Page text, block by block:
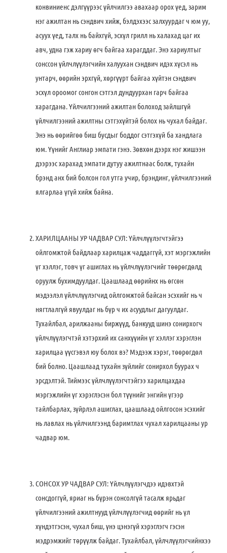
конвиниенс дэлгүүрээс үйлчилгээ авахаар орох үед, зарим
нэг ажилтан нь сэндвич хийж, бэлдэхээс залхуурдаг ч юм уу,
асуух үед, талх нь байхгүй, эсхүл грилл нь халахад цаг их
авч, удна гэж хариу өгч байгаа харагддаг. Энэ хариултыг
сонссон үйлчлүүлэгчийн халуухан сэндвич идэх хүсэл нь
унтарч, өөрийн эрхгүй, хөргүүрт байгаа хүйтэн сэндвич
эсхүл ороомог сонгон сэтгэл дундуурхан гарч байгаа
харагдана. Үйлчилгээний ажилтан болоход зайлшгүй
үйлчилгээний ажилтны сэтгэхүйтэй болох нь чухал байдаг.
Энэ нь өөрийгөө биш бусдыг боддог сэтгэхүй ба хандлага
юм. Үүнийг Англиар эмпати гэнэ. Зөвхөн дээрх нэг жишээн
дээрээс харахад эмпати дутуу ажилтнаас болж, тухайн
брэнд анх бий болсон гол утга учир, брэндинг, үйлчилгээний
ялгарлаа үгүй хийж байна.
ХАРИЛЦААНЫ УР ЧАДВАР СУЛ: Үйлчлүүлэгчтэйгээ
ойлгомжтой байдлаар харилцаж чаддаггүй, хэт мэргэжлийн
үг хэллэг, товч үг ашиглах нь үйлчлүүлэгчийг төөрөгдөлд
оруулж бухимдуулдаг. Цаашлаад өөрийнх нь өгсөн
мэдээлэл үйлчлүүлэгчид ойлгомжтой байсан эсэхийг нь ч
нягтлалгүй явуулдаг нь бүр ч их асуудлыг дагуулдаг.
Тухайлбал, арилжааны биржүүд, банкууд шинэ сонирхогч
үйлчлүүлэгчтэй хэтэрхий их санхүүийн үг хэллэг хэрэглэн
харилцаа үүсгэвэл юу болох вэ? Мэдээж хэрэг, төөрөгдөл
бий болно. Цаашлаад тухайн зүйлийг сонирхол буурах ч
эрсдэлтэй. Тиймээс үйлчлүүлэгчтэйгээ харилцахдаа
мэргэжлийн үг хэрэглэсэн бол түүнийг энгийн үгээр
тайлбарлах, зүйрлэл ашиглах, цаашлаад ойлгосон эсэхийг
нь лавлах нь үйлчилгээнд баримтлах чухал харилцааны ур
чадвар юм.
СОНСОХ УР ЧАДВАР СУЛ: Үйлчлүүлэгчдээ идэвхтэй
сонсдоггүй, яриаг нь бүрэн сонсолгүй тасалж ярьдаг
үйлчилгээний ажилтнууд үйлчлүүлэгчид өөрийг нь үл
хүндэтгэсэн, чухал биш, үнэ цэнэгүй хэрэглэгч гэсэн
мэдрэмжийг төрүүлж байдаг. Тухайлбал, үйлчлүүлэгчийнхээ